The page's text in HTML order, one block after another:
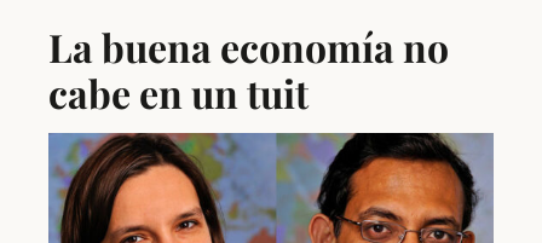
La buena economía no
cabe en un tuit